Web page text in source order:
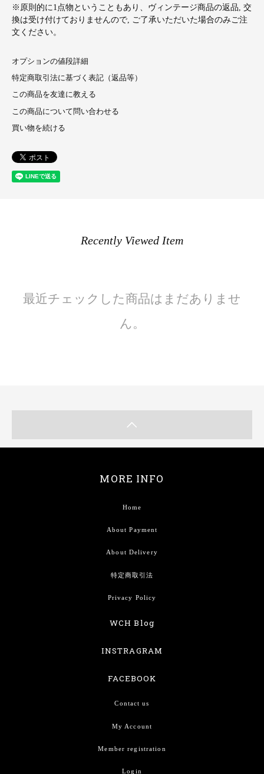
※原則的に1点物ということもあり、ヴィンテージ商品の返品, 交
換は受け付けておりませんので, ご了承いただいた場合のみご注
文ください。
オプションの値段詳細
特定商取引法に基づく表記（返品等）
この商品を友達に教える
この商品について問い合わせる
買い物を続ける
Recently Viewed Item
最近チェックした商品はまだありませ
ん。
MORE INFO
Home
About Payment
About Delivery
特定商取引法
Privacy Policy
WCH Blog
INSTRAGRAM
FACEBOOK
Contact us
My Account
Member registration
Login